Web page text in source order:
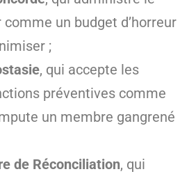
un budget d’horreur
;
, qui accepte les
préventives comme
un membre gangrené
de Réconciliation, qui